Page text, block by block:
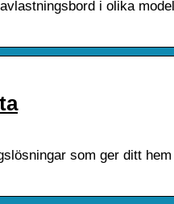
i olika
som ger ditt